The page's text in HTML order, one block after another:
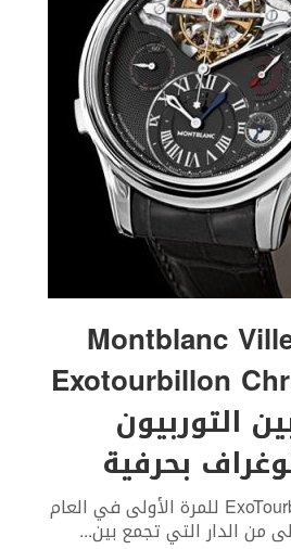
Montblanc
Exotourbillon
التوربيون
بحرفية
ظهرت ساعات ExoTourbillon للمرة الأولى في العام
...